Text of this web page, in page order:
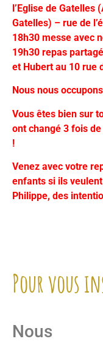
l’Eglise de Gatelles
Gatelles) – rue de
18h30 messe avec
19h30 repas
et Hubert au 10 rue
Nous nous
Vous êtes bien sur
ont changé 3 fois
!
Venez avec votre
enfants si ils
Philippe, des
Pour vous
Nous